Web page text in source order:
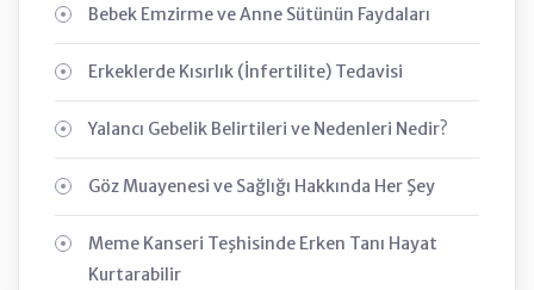
Bebek Emzirme ve Anne Sütünün Faydaları
Erkeklerde Kısırlık (İnfertilite) Tedavisi
Yalancı Gebelik Belirtileri ve Nedenleri Nedir?
Göz Muayenesi ve Sağlığı Hakkında Her Şey
Meme Kanseri Teşhisinde Erken Tanı Hayat
Kurtarabilir